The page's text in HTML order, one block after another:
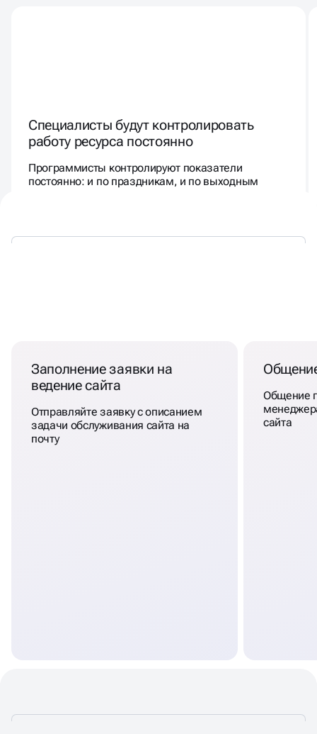
Специалисты будут контролировать
работу ресурса постоянно
Программисты контролируют показатели
постоянно: и по праздникам, и по выходным
Заполнение заявки на
ведение сайта
Отправляйте заявку с описанием
задачи обслуживания сайта на
почту
Общение
сайта